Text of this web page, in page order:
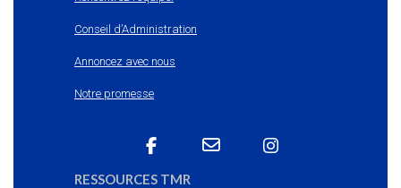
Conseil d’Administration
Annoncez avec nous
Notre promesse
RESSOURCES TMR